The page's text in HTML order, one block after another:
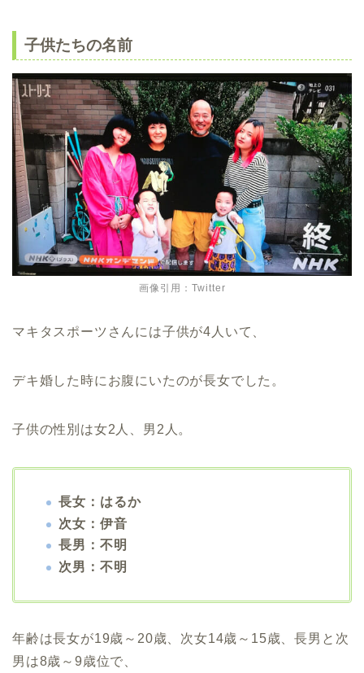
子供たちの名前
画像引用：Twitter
マキタスポーツさんには子供が4人いて、
デキ婚した時にお腹にいたのが長女でした。
子供の性別は女2人、男2人。
長女：はるか
次女：伊音
長男：不明
次男：不明
年齢は長女が19歳～20歳、次女14歳～15歳、長男と次
男は8歳～9歳位で、